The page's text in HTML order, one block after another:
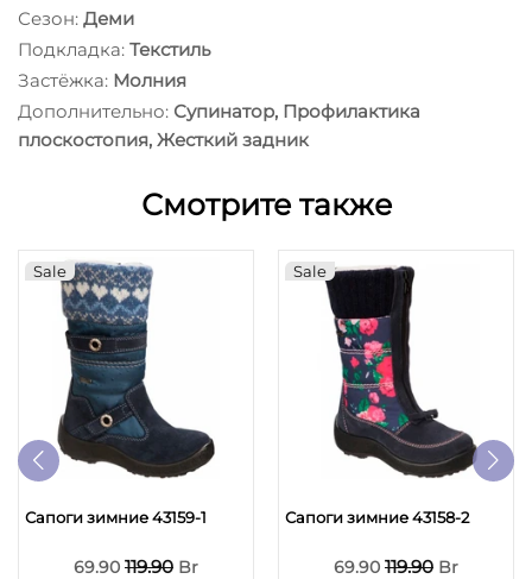
Сезон: Деми
Подкладка: Текстиль
Застёжка: Молния
Дополнительно: Супинатор, Профилактика
плоскостопия, Жесткий задник
Смотрите также
Sale
Сапоги зимние 43159-1
69.90 119.90 Br
Sale
Сапоги зимние 43158-2
69.90 119.90 Br